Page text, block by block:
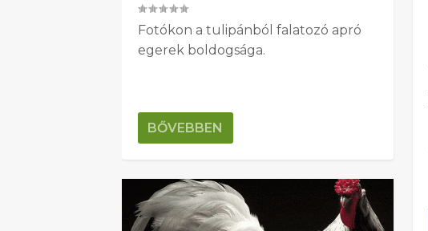
Fotókon a tulipánból falatozó apró
egerek boldogsága.
BŐVEBBEN